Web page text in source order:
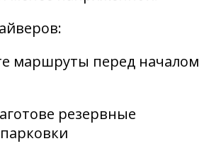
маршруты перед началом
резервные